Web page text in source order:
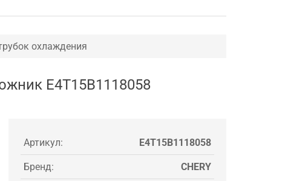
охлаждения
E4T15B1118058
Артикул: E4T15B1118058
Бренд: CHERY